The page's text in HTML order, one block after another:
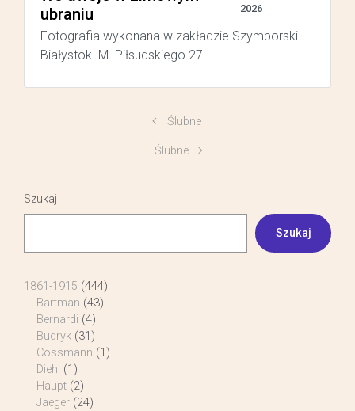
ubraniu
2026
Fotografia wykonana w zakładzie Szymborski
Białystok M. Piłsudskiego 27
Ślubne
Ślubne
Szukaj
Szukaj
1861-1915 (444)
Bartman (43)
Bernardi (4)
Budryk (31)
Cossmann (1)
Diehl (1)
Haupt (2)
Jaeger (24)